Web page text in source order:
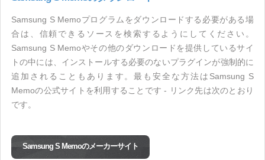
Samsung S Memoプログラムをダウンロードする必要がある場
合は、信頼できるソースを検索するようにしてください。
Samsung S Memoやその他のダウンロードを提供しているサイ
トの中には、インストールする必要のないプラグインが強制的に
追加されることもあります。最も安全な方法はSamsung S
Memoの公式サイトを利用することです - リンク先は次のとおり
です。
Samsung S Memoのメーカーサイト